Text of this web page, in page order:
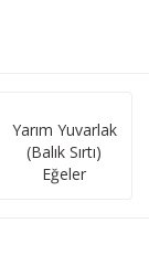
Yarım Yuvarlak
(Balık Sırtı)
Eğeler